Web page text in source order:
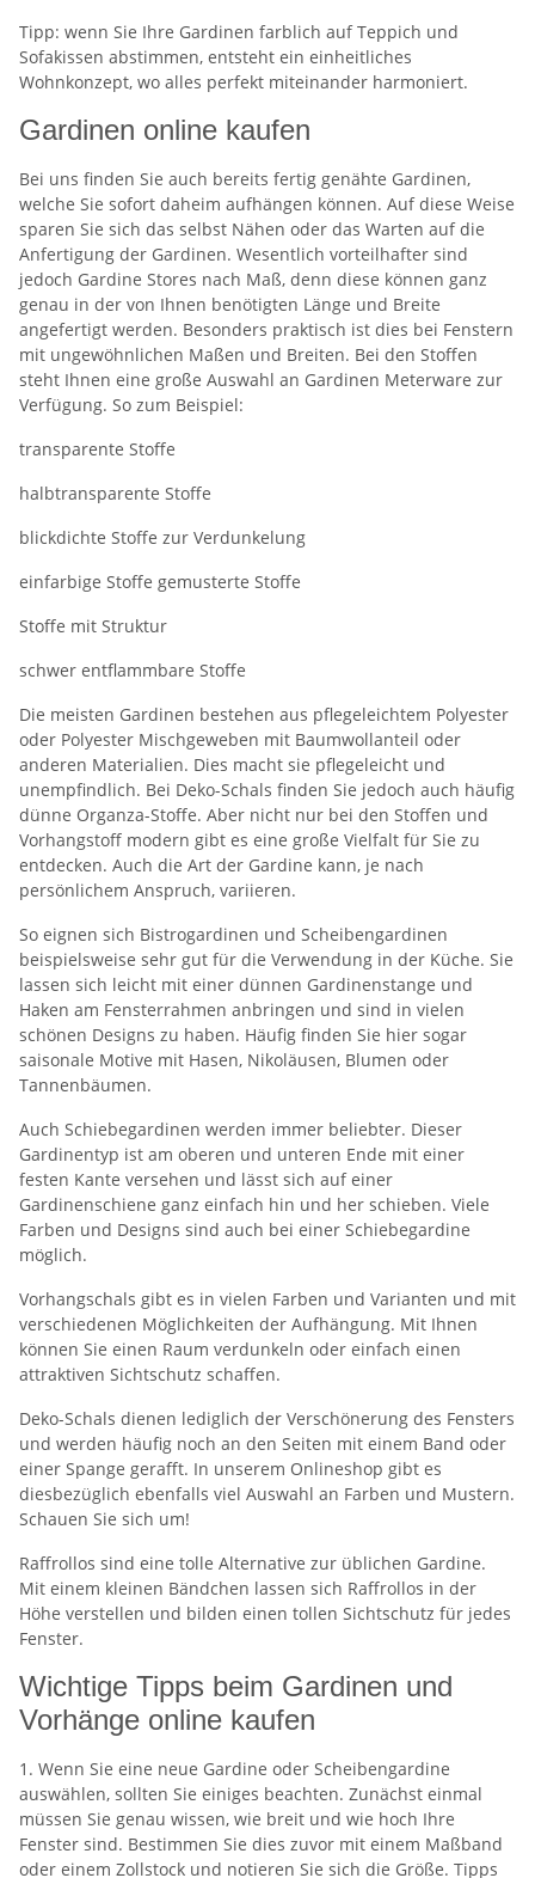
Tipp: wenn Sie Ihre Gardinen farblich auf Teppich und
Sofakissen abstimmen, entsteht ein einheitliches
Wohnkonzept, wo alles perfekt miteinander harmoniert.
Gardinen online kaufen
Bei uns finden Sie auch bereits fertig genähte Gardinen,
welche Sie sofort daheim aufhängen können. Auf diese Weise
sparen Sie sich das selbst Nähen oder das Warten auf die
Anfertigung der Gardinen. Wesentlich vorteilhafter sind
jedoch Gardine Stores nach Maß, denn diese können ganz
genau in der von Ihnen benötigten Länge und Breite
angefertigt werden. Besonders praktisch ist dies bei Fenstern
mit ungewöhnlichen Maßen und Breiten. Bei den Stoffen
steht Ihnen eine große Auswahl an Gardinen Meterware zur
Verfügung. So zum Beispiel:
transparente Stoffe
halbtransparente Stoffe
blickdichte Stoffe zur Verdunkelung
einfarbige Stoffe gemusterte Stoffe
Stoffe mit Struktur
schwer entflammbare Stoffe
Die meisten Gardinen bestehen aus pflegeleichtem Polyester
oder Polyester Mischgeweben mit Baumwollanteil oder
anderen Materialien. Dies macht sie pflegeleicht und
unempfindlich. Bei Deko-Schals finden Sie jedoch auch häufig
dünne Organza-Stoffe. Aber nicht nur bei den Stoffen und
Vorhangstoff modern gibt es eine große Vielfalt für Sie zu
entdecken. Auch die Art der Gardine kann, je nach
persönlichem Anspruch, variieren.
So eignen sich Bistrogardinen und Scheibengardinen
beispielsweise sehr gut für die Verwendung in der Küche. Sie
lassen sich leicht mit einer dünnen Gardinenstange und
Haken am Fensterrahmen anbringen und sind in vielen
schönen Designs zu haben. Häufig finden Sie hier sogar
saisonale Motive mit Hasen, Nikoläusen, Blumen oder
Tannenbäumen.
Auch Schiebegardinen werden immer beliebter. Dieser
Gardinentyp ist am oberen und unteren Ende mit einer
festen Kante versehen und lässt sich auf einer
Gardinenschiene ganz einfach hin und her schieben. Viele
Farben und Designs sind auch bei einer Schiebegardine
möglich.
Vorhangschals gibt es in vielen Farben und Varianten und mit
verschiedenen Möglichkeiten der Aufhängung. Mit Ihnen
können Sie einen Raum verdunkeln oder einfach einen
attraktiven Sichtschutz schaffen.
Deko-Schals dienen lediglich der Verschönerung des Fensters
und werden häufig noch an den Seiten mit einem Band oder
einer Spange gerafft. In unserem Onlineshop gibt es
diesbezüglich ebenfalls viel Auswahl an Farben und Mustern.
Schauen Sie sich um!
Raffrollos sind eine tolle Alternative zur üblichen Gardine.
Mit einem kleinen Bändchen lassen sich Raffrollos in der
Höhe verstellen und bilden einen tollen Sichtschutz für jedes
Fenster.
Wichtige Tipps beim Gardinen und
Vorhänge online kaufen
1. Wenn Sie eine neue Gardine oder Scheibengardine
auswählen, sollten Sie einiges beachten. Zunächst einmal
müssen Sie genau wissen, wie breit und wie hoch Ihre
Fenster sind. Bestimmen Sie dies zuvor mit einem Maßband
oder einem Zollstock und notieren Sie sich die Größe. Tipps